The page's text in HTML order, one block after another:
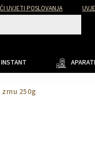
UVJETI POSLOVANJA
zrnu 250g